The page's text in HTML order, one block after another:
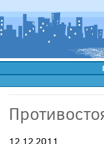
12.12.2011